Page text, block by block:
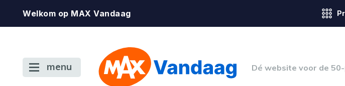
Welkom op MAX Vandaag
menu Dé website voor de